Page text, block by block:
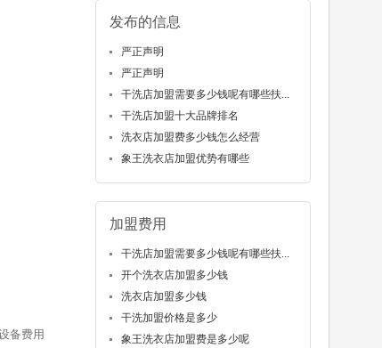
备费用
发布的信息
严正声明
严正声明
干洗店加盟需要多少钱呢有哪些扶...
干洗店加盟十大品牌排名
洗衣店加盟费多少钱怎么经营
象王洗衣店加盟优势有哪些
加盟费用
干洗店加盟需要多少钱呢有哪些扶...
开个洗衣店加盟多少钱
洗衣店加盟多少钱
干洗加盟价格是多少
象王洗衣店加盟费是多少呢